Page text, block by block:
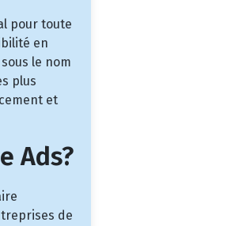
pour toute
en
le nom
plus
et
Ads?
de